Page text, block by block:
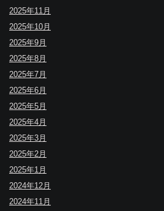
2025年11月
2025年10月
2025年9月
2025年8月
2025年7月
2025年6月
2025年5月
2025年4月
2025年3月
2025年2月
2025年1月
2024年12月
2024年11月